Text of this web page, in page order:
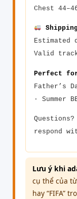
Chest
Estimated
Valid
Perfect
Father’s
· Summer
respond
Lưu ý khi
cụ thể của
hay “FIFA”